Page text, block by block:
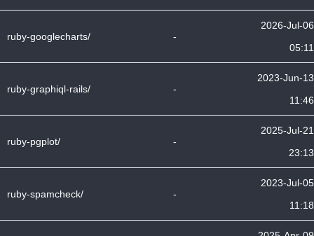
ruby-googlecharts/ -
2026-Jul-06
05:11
ruby-graphiql-rails/ -
2023-Jun-13
11:46
ruby-pgplot/ -
2025-Jul-21
23:13
ruby-spamcheck/ -
2023-Jul-05
11:18